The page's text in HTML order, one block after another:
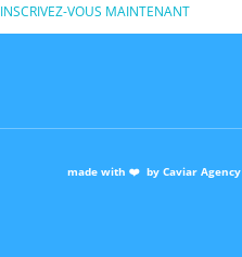
INSCRIVEZ-VOUS MAINTENANT
made with ❤️ by Caviar Agency